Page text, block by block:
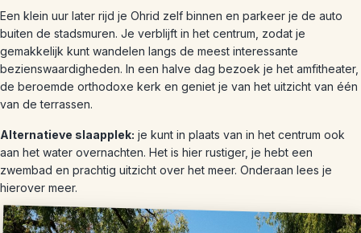
Een klein uur later rijd je Ohrid zelf binnen en parkeer je de auto
buiten de stadsmuren. Je verblijft in het centrum, zodat je
gemakkelijk kunt wandelen langs de meest interessante
bezienswaardigheden. In een halve dag bezoek je het amfitheater,
de beroemde orthodoxe kerk en geniet je van het uitzicht van één
van de terrassen.
Alternatieve slaapplek: je kunt in plaats van in het centrum ook
aan het water overnachten. Het is hier rustiger, je hebt een
zwembad en prachtig uitzicht over het meer. Onderaan lees je
hierover meer.